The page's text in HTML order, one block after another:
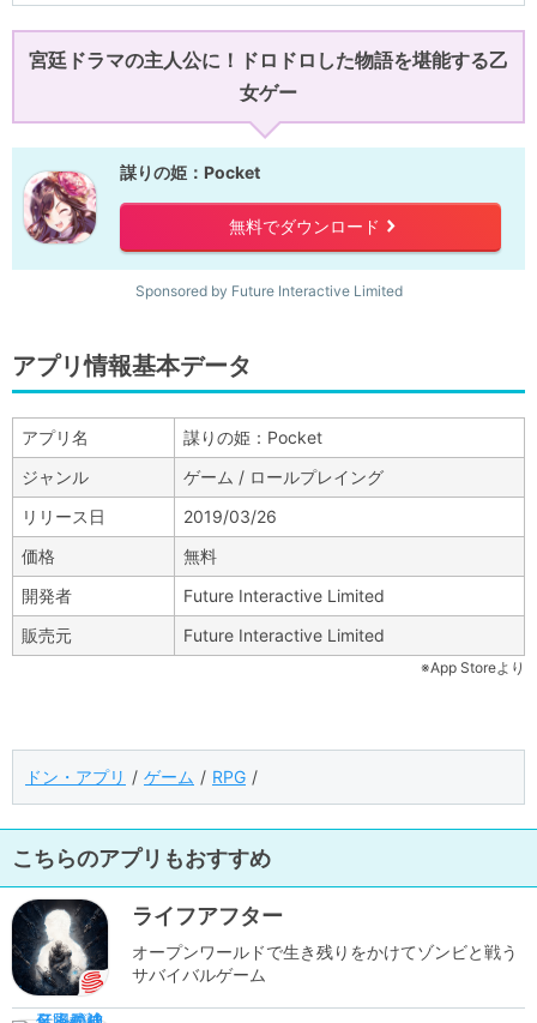
宮廷ドラマの主人公に！ドロドロした物語を堪能する乙
女ゲー
謀りの姫：Pocket
無料でダウンロード right
Sponsored by Future Interactive Limited
アプリ情報基本データ
アプリ名
謀りの姫：Pocket
ジャンル
ゲーム / ロールプレイング
リリース日
2019/03/26
価格
無料
開発者
Future Interactive Limited
販売元
Future Interactive Limited
※App Storeより
ドン・アプリ ゲーム RPG
こちらのアプリもおすすめ
ライフアフター
オープンワールドで生き残りをかけてゾンビと戦う
サバイバルゲーム